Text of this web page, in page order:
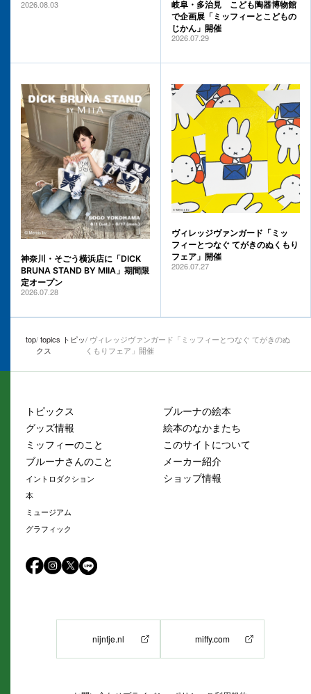
2026.08.03
岐阜・多治見 こども陶器博物館
で企画展「ミッフィーとこどもの
じかん」開催
2026.07.29
神奈川・そごう横浜店に「DICK
BRUNA STAND BY MIIA」期間限
定オープン
2026.07.28
ヴィレッジヴァンガード「ミッ
フィーとつなぐ てがきのぬくもり
フェア」開催
2026.07.27
top topics トピッ
クス
ヴィレッジヴァンガード「ミッフィーとつなぐ てがきのぬ
くもりフェア」開催
トピックス
グッズ情報
ミッフィーのこと
ブルーナさんのこと
イントロダクション
本
ミュージアム
グラフィック
ブルーナの絵本
絵本のなかまたち
このサイトについて
メーカー紹介
ショップ情報
nijntje.nl miffy.com